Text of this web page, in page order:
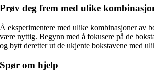
Prøv deg frem med ulike
Å eksperimentere med ulike kombinasjoner av
være nyttig. Begynn med å fokusere på de
og bytt deretter ut de ukjente bokstavene med
Spør om hjelp